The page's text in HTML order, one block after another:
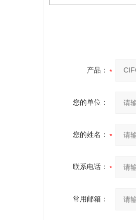
产品：
您的单位：
您的姓名：
联系电话：
常用邮箱：